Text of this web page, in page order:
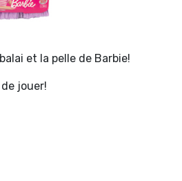
et la pelle de Barbie!
de jouer!